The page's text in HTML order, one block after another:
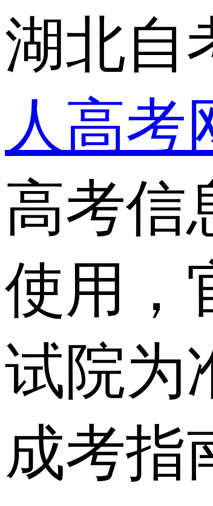
湖北自
人高考
高考信
使用，
试院为
成考指